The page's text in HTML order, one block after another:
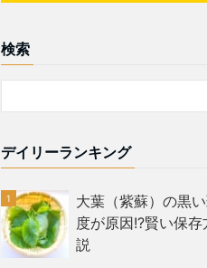
検索
デイリーランキング
大葉（紫蘇）の黒
度が原因!?賢い保
説